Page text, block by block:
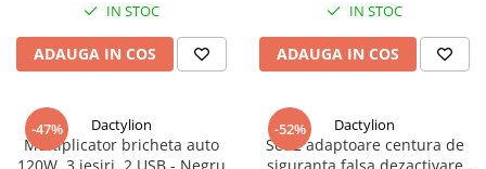
IN STOC
ADAUGA IN COS
IN STOC
ADAUGA IN COS
-47% Dactylion
Multiplicator bricheta auto
-52% Dactylion
Set 2 adaptoare centura de